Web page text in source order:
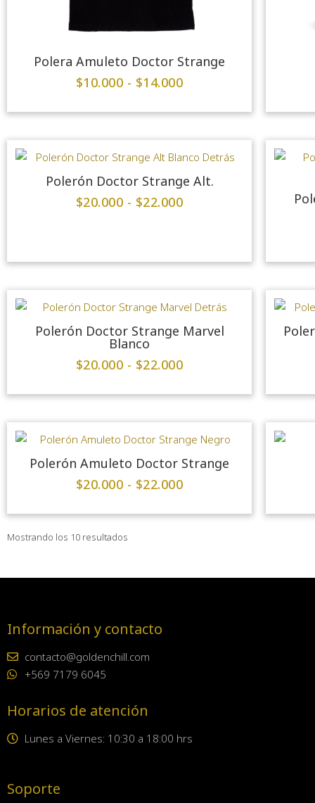
Polera Amuleto Doctor Strange
$10.000 - $14.000
Polerón Doctor Strange Alt.
$20.000 - $22.000
Polerón Doctor Strange Marvel
Blanco
$20.000 - $22.000
Polerón Amuleto Doctor Strange
$20.000 - $22.000
Mostrando los 10 resultados
Información y contacto
contacto@goldenchill.com
+569 7179 6045
Horarios de atención
Lunes a Viernes: 10:30 a 18:00 hrs
Soporte